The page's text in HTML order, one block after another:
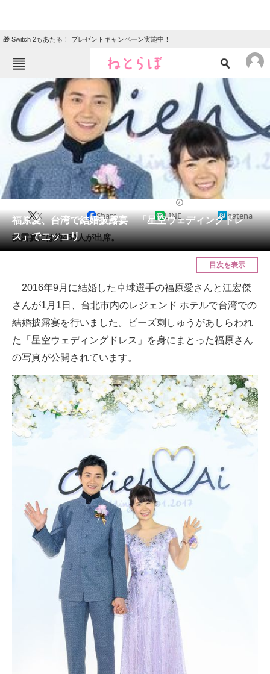
🎁 Switch 2もあたる！ プレゼントキャンペーン実施中！
ねとらぼメニュー
TOP ニュース
エンタメ クイズ
グルメ
住まい 教育・育児
動物 リサーチ
会員記事
メディア
ITの今と未来を見通す
スマホと通信の最新トレンド
進化するPCとデバイスの未来
ビジネスと働き方のヒント
AI活用のいまが分かる
経営リーダーのコミュニティ
マーケ×ITの今がよく分かる
ITエンジニア向け専門サイト
企業向けIT製品の総合サイト
IT製品の技術・比較・事例
製造業のIT導入・活用を支援
モノづくり技術者専門サイト
エレクトロニクス専門サイト
福原愛、台湾で結婚披露宴 「星空ウェディングドレ
ス」でニッコリ
X Share LINE hatena
披露宴には約450人が出席。
目次を表示
2016年9月に結婚した卓球選手の福原愛さんと江宏傑
さんが1月1日、台北市内のレジェンド ホテルで台湾での
結婚披露宴を行いました。ビーズ刺しゅうがあしらわれ
た「星空ウェディングドレス」を身にまとった福原さん
の写真が公開されています。